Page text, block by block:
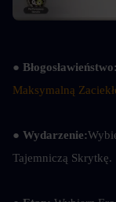
● Błogosławieństwo:
Maksymalną
● Wydarzenie:
Tajemniczą Skrytkę.